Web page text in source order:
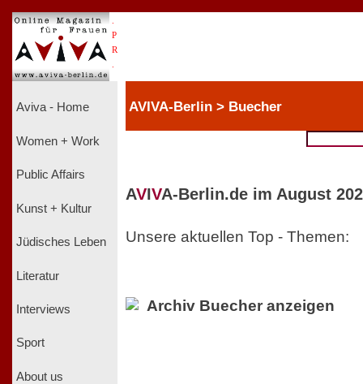
P
R
Aviva - Home
Women + Work
Public Affairs
Kunst + Kultur
Jüdisches Leben
Literatur
Interviews
Sport
About us
AVIVA-Berlin > Buecher
AVIVA-Berlin.de im August
Unsere aktuellen Top - Themen:
Archiv Buecher anzeigen